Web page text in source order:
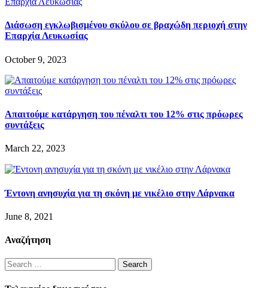
Διάσωση εγκλωβισμένου σκύλου σε βραχώδη περιοχή στην
Επαρχία Λευκωσίας
October 9, 2023
Απαιτούμε κατάργηση του πέναλτι του 12% στις πρόωρες
συντάξεις
March 22, 2023
Έντονη ανησυχία για τη σκόνη με νικέλιο στην Λάρνακα
June 8, 2021
Αναζήτηση
Search
for: